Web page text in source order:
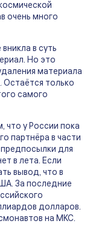
очень много
в суть
Но это
материала
Остаётся только
самого
что у России пока
партнёра в части
для
в лета. Если
вывод, что в
За последние
долларов.
на МКС.